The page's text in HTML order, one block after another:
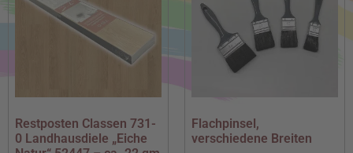
Restposten Classen 731-
0 Landhausdiele „Eiche
Flachpinsel,
verschiedene Breiten